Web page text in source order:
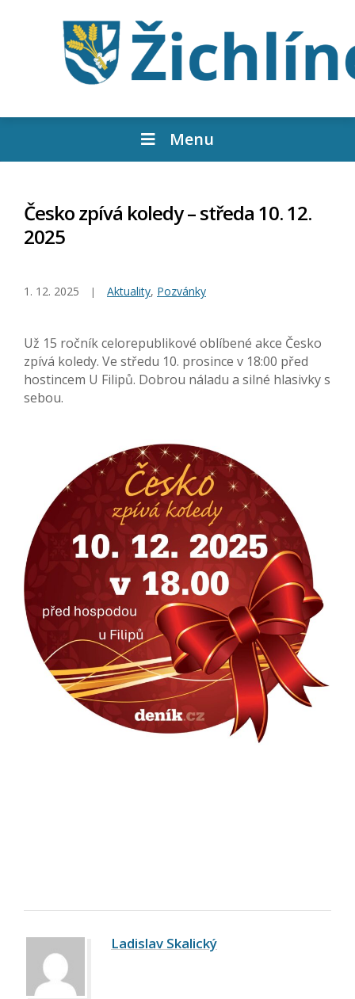
Menu
Česko zpívá koledy – středa 10. 12.
2025
1. 12. 2025 Aktuality, Pozvánky
Už 15 ročník celorepublikové oblíbené akce Česko
zpívá koledy. Ve středu 10. prosince v 18:00 před
hostincem U Filipů. Dobrou náladu a silné hlasivky s
sebou.
Ladislav Skalický